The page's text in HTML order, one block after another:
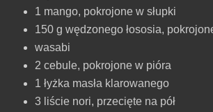
1 mango, pokrojone w słupki
150 g wędzonego łososia,
wasabi
2 cebule, pokrojone w pióra
1 łyżka masła klarowanego
3 liście nori, przecięte na pół